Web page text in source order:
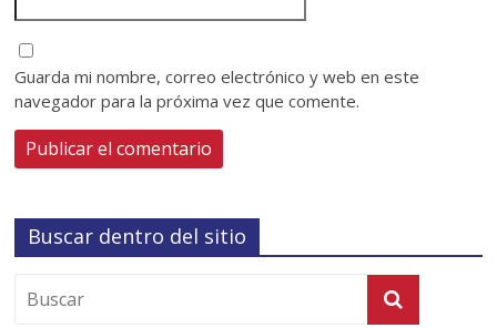
Guarda mi nombre, correo electrónico y web en este
navegador para la próxima vez que comente.
Buscar dentro del sitio